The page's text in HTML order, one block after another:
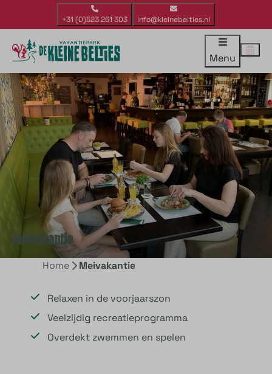
+31 (0)523 261 303 info@kleinebelties.nl
Menu
Meivakantie
Home Meivakantie
Relaxen in de voorjaarszon
Veelzijdig recreatieprogramma
Overdekt zwemmen en spelen